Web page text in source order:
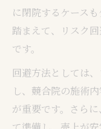
に閉院するケース
踏まえて、リスク
です。
回避方法としては
し、競合院の施術
が重要です。さら